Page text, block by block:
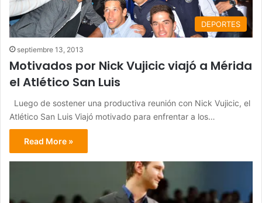
DEPORTES
septiembre 13, 2013
Motivados por Nick Vujicic viajó a Mérida
el Atlético San Luis
Luego de sostener una productiva reunión con Nick Vujicic, el
Atlético San Luis Viajó motivado para enfrentar a los…
Read More »